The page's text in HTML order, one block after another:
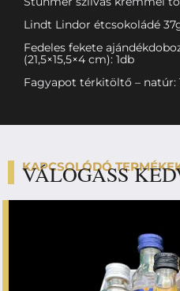
Lindt Lindor étcsokoládé
Fedeles fekete
(21,5×15,5×4 cm): 1db
Fagyapot térkitöltő – natúr:
KAPCSOLÓDÓ
VÁLOGASS